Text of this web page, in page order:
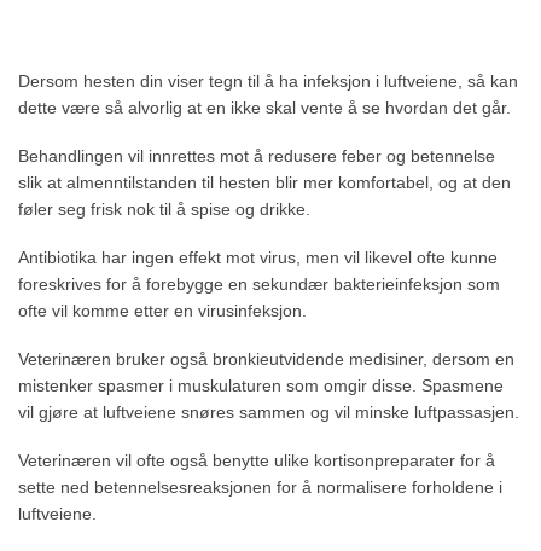
Dersom hesten din viser tegn til å ha infeksjon i luftveiene, så kan
dette være så alvorlig at en ikke skal vente å se hvordan det går.
Behandlingen vil innrettes mot å redusere feber og betennelse
slik at almenntilstanden til hesten blir mer komfortabel, og at den
føler seg frisk nok til å spise og drikke.
Antibiotika har ingen effekt mot virus, men vil likevel ofte kunne
foreskrives for å forebygge en sekundær bakterieinfeksjon som
ofte vil komme etter en virusinfeksjon.
Veterinæren bruker også bronkieutvidende medisiner, dersom en
mistenker spasmer i muskulaturen som omgir disse. Spasmene
vil gjøre at luftveiene snøres sammen og vil minske luftpassasjen.
Veterinæren vil ofte også benytte ulike kortisonpreparater for å
sette ned betennelsesreaksjonen for å normalisere forholdene i
luftveiene.